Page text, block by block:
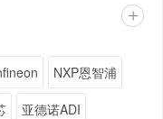
+
NXP恩智浦
亚德诺ADI